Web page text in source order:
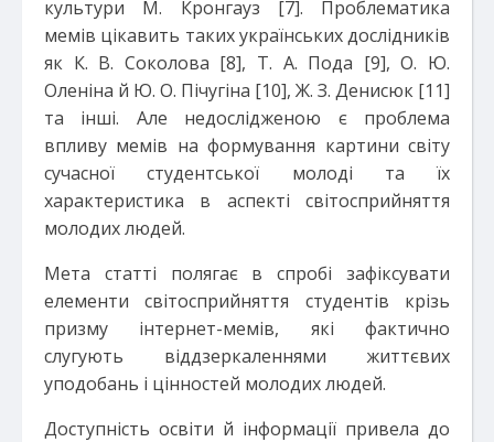
культури М. Кронгауз [7]. Проблематика
мемів цікавить таких українських дослідників
як К. В. Соколова [8], Т. А. Пода [9], О. Ю.
Оленіна й Ю. О. Пічугіна [10], Ж. З. Денисюк [11]
та інші. Але недослідженою є проблема
впливу мемів на формування картини світу
сучасної студентської молоді та їх
характеристика в аспекті світосприйняття
молодих людей.
Мета статті полягає в спробі зафіксувати
елементи світосприйняття студентів крізь
призму інтернет-мемів, які фактично
слугують віддзеркаленнями життєвих
уподобань і цінностей молодих людей.
Доступність освіти й інформації привела до